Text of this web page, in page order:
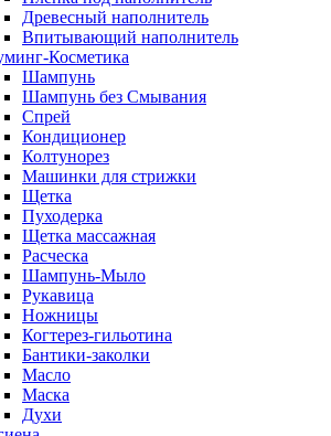
Древесный наполнитель
Впитывающий наполнитель
Косметика
Шампунь
Шампунь без Смывания
Спрей
Кондиционер
Колтунорез
Машинки для стрижки
Щетка
Пуходерка
Щетка массажная
Расческа
Шампунь-Мыло
Рукавица
Ножницы
Когтерез-гильотина
Бантики-заколки
Масло
Маска
Духи